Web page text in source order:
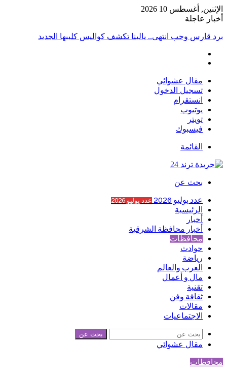
الإثنين, أغسطس 10 2026
أخبار عاجلة
برد قارس وحب انتهى.. يالينا تكشف كواليس كليبها الجديد
مقال عشوائي
تسجيل الدخول
انستقرام
يوتيوب
تويتر
فيسبوك
القائمة
بحث عن
عدد يوليو 2026 عدد يوليو 2026
الرئيسية
أخبار
أخبار محافظة الشرقية
محافظات
حوادث
رياضة
العرب والعالم
مال و أعمال
تقنية
ثقافة وفن
مقالات
الاجتماعيات
بحث عن
مقال عشوائي
محافظات